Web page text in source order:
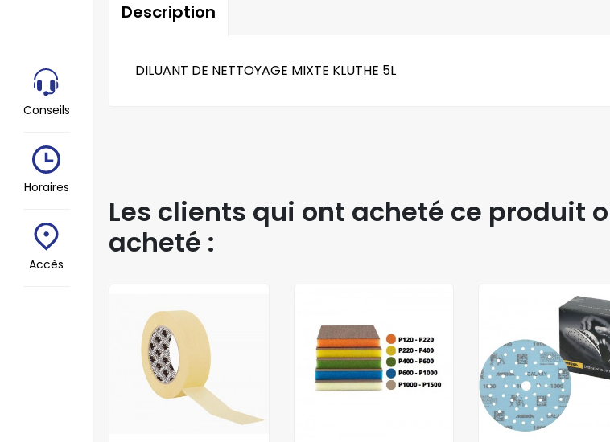
Description
DILUANT DE NETTOYAGE MIXTE KLUTHE 5L
Les clients qui ont acheté ce produit
acheté :
Conseils
Horaires
Accès